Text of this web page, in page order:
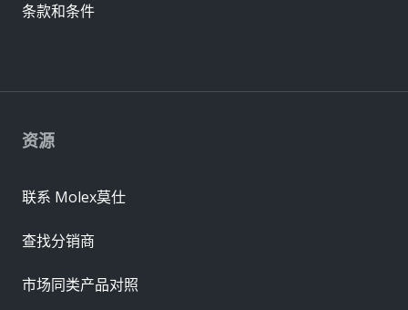
资源
联系 Molex莫仕
查找分销商
市场同类产品对照
条款和条件